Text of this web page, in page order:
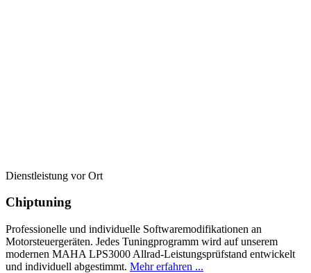
Dienstleistung vor Ort
Chiptuning
Professionelle und individuelle Softwaremodifikationen an
Motorsteuergeräten. Jedes Tuningprogramm wird auf unserem
modernen MAHA LPS3000 Allrad-Leistungsprüfstand entwickelt
und individuell abgestimmt. Mehr erfahren ...